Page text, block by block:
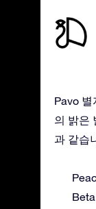
Pavo 별
의 밝은
과 같습